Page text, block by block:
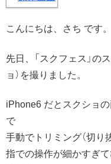
こんにちは、さち です。
先日、「スクフェス」の
ョ）を撮りました。
iPhone6 だとスクショ
で
手動でトリミング（切り
指での操作が細かすぎ